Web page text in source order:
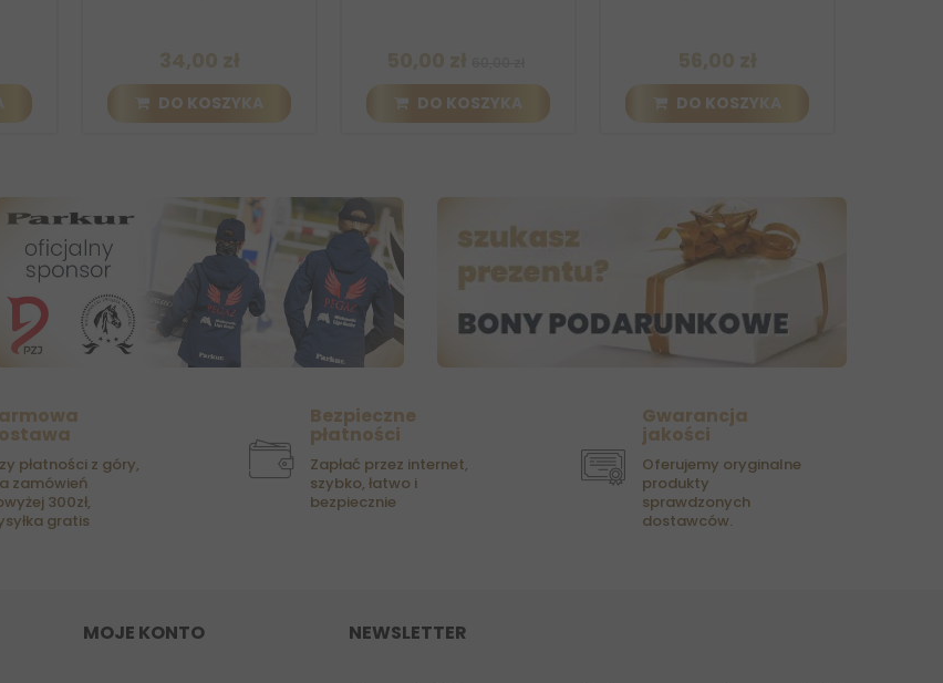
DO KOSZYKA DO KOSZYKA DO KOSZYKA
płatności z góry,
zamówień
300zł,
gratis
Bezpieczne
płatności
Zapłać przez internet,
szybko, łatwo i
bezpiecznie
Gwarancja
jakości
Oferujemy oryginalne
produkty
sprawdzonych
dostawców.
MOJE KONTO NEWSLETTER